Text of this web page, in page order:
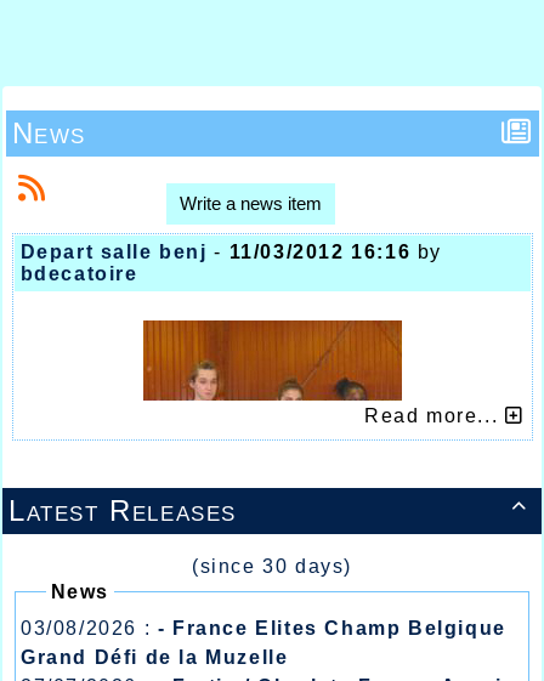

Latest Releases
(since 30 days)
News
03/08/2026 : - France Elites Champ Belgique
Grand Défi de la Muzelle
News
Write a news item
Depart salle benj - 11/03/2012 16:16 by
bdecatoire
Read more...